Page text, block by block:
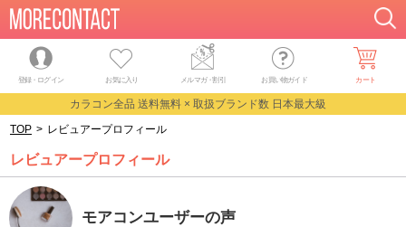
登録・ログイン お気に入り メルマガ・割引 お買い物ガイド カート
カラコン全品 送料無料 × 取扱ブランド数 日本最大級
TOP > レビュアープロフィール
レビュアープロフィール
モアコンユーザーの声